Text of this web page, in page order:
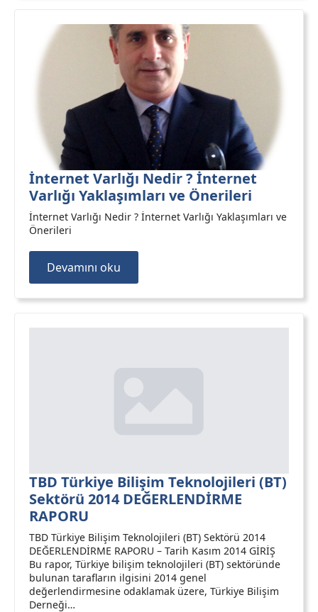
İnternet Varlığı Nedir ? İnternet
Varlığı Yaklaşımları ve Önerileri
İnternet Varlığı Nedir ? İnternet Varlığı Yaklaşımları ve
Önerileri
Devamını oku
TBD Türkiye Bilişim Teknolojileri (BT)
Sektörü 2014 DEĞERLENDİRME
RAPORU
TBD Türkiye Bilişim Teknolojileri (BT) Sektörü 2014
DEĞERLENDİRME RAPORU – Tarih Kasım 2014 GİRİŞ
Bu rapor, Türkiye bilişim teknolojileri (BT) sektöründe
bulunan tarafların ilgisini 2014 genel
değerlendirmesine odaklamak üzere, Türkiye Bilişim
Derneği…